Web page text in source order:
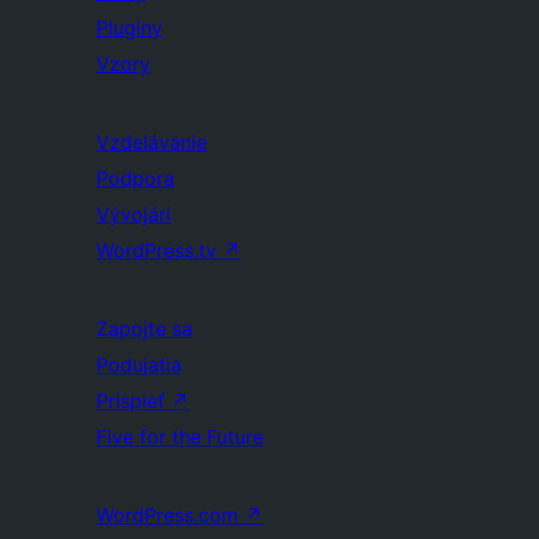
Pluginy
Vzory
Vzdelávanie
Podpora
Vývojári
WordPress.tv ↗
Zapojte sa
Podujatia
Prispieť ↗
Five for the Future
WordPress.com ↗